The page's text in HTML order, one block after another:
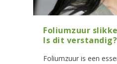
Foliumzuur
Is dit verstandig?
Foliumzuur is een